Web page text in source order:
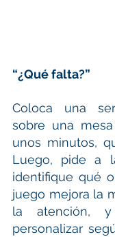
“¿Qué falta?”
Coloca una
sobre una
unos minutos,
Luego, pide a
identifique qué
juego mejora la
la atención,
personalizar